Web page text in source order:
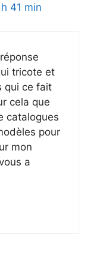
41 min
tricote et
qui ce fait
cela que
catalogues
pour
mon
a